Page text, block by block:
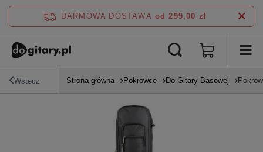
DARMOWA DOSTAWA od 299,00 zł
Wstecz Strona główna Pokrowce Do Gitary Basowej